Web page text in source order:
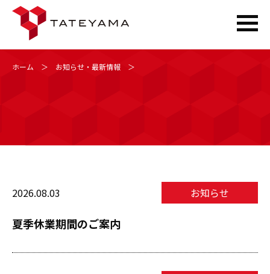
ホーム ＞ お知らせ・最新情報 ＞
2026.08.03 お知らせ
夏季休業期間のご案内